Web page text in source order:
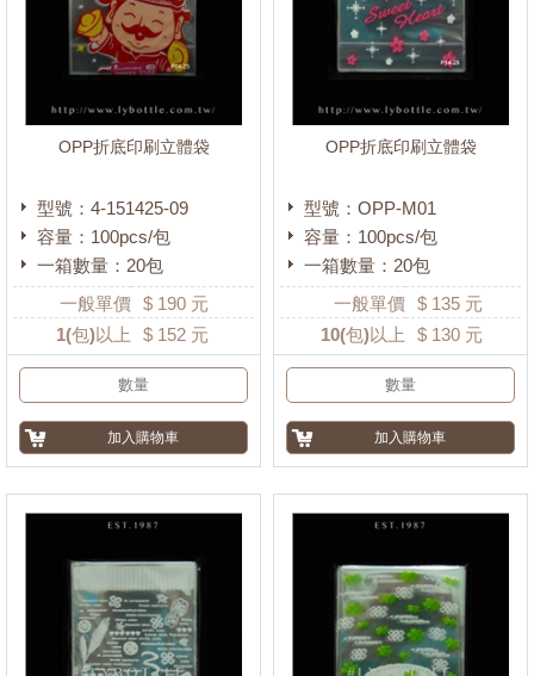
OPP折底印刷立體袋
型號：4-151425-09
容量：100pcs/包
一箱數量：20包
一般單價 $ 190 元
1(包)以上 $ 152 元
OPP折底印刷立體袋
型號：OPP-M01
容量：100pcs/包
一箱數量：20包
一般單價 $ 135 元
10(包)以上 $ 130 元
OPP
PP